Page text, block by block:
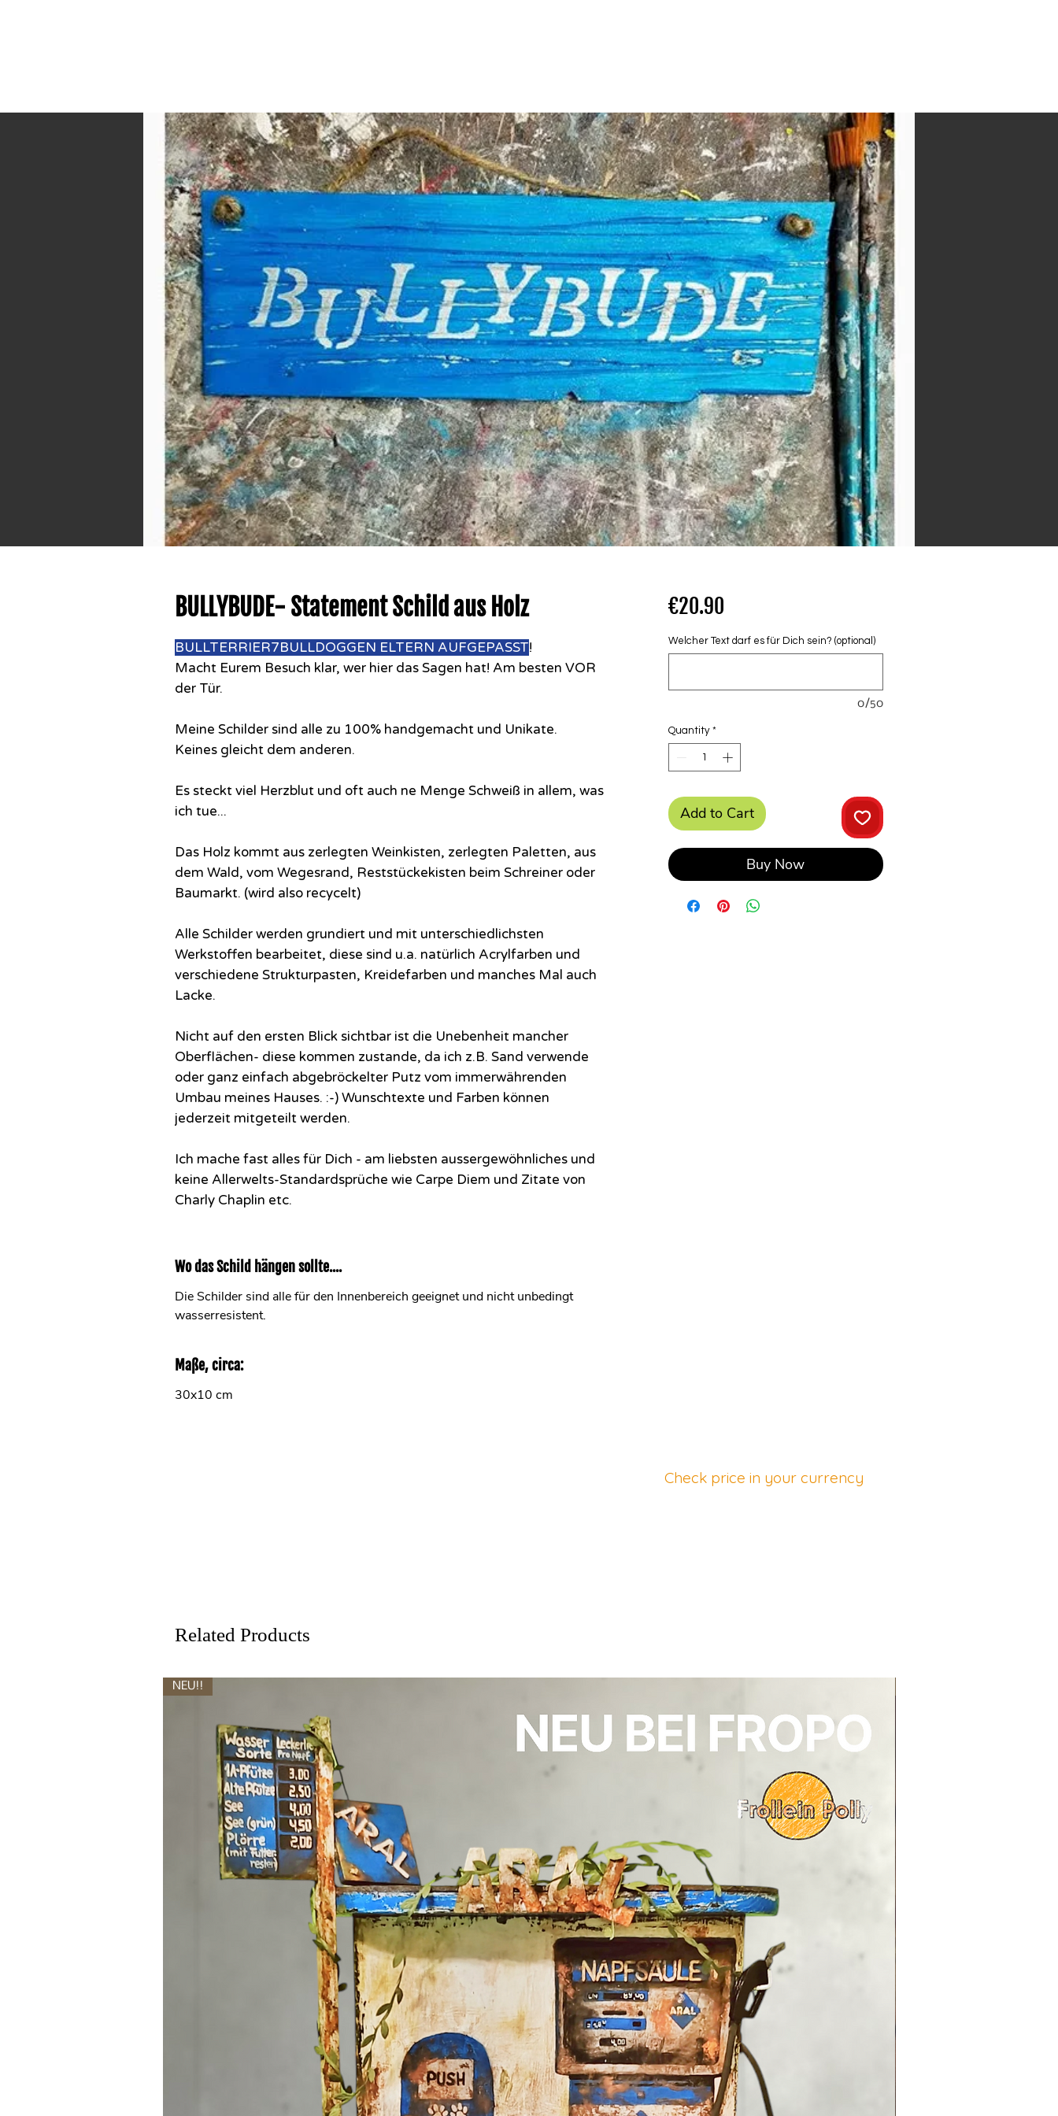
BULLYBUDE- Statement Schild aus Holz
BULLTERRIER7BULLDOGGEN ELTERN AUFGEPASST!
Macht Eurem Besuch klar, wer hier das Sagen hat! Am besten VOR
der Tür.
Meine Schilder sind alle zu 100% handgemacht und Unikate.
Keines gleicht dem anderen.
Es steckt viel Herzblut und oft auch ne Menge Schweiß in allem, was
ich tue...
Das Holz kommt aus zerlegten Weinkisten, zerlegten Paletten, aus
dem Wald, vom Wegesrand, Reststückekisten beim Schreiner oder
Baumarkt. (wird also recycelt)
Alle Schilder werden grundiert und mit unterschiedlichsten
Werkstoffen bearbeitet, diese sind u.a. natürlich Acrylfarben und
verschiedene Strukturpasten, Kreidefarben und manches Mal auch
Lacke.
Nicht auf den ersten Blick sichtbar ist die Unebenheit mancher
Oberflächen- diese kommen zustande, da ich z.B. Sand verwende
oder ganz einfach abgebröckelter Putz vom immerwährenden
Umbau meines Hauses. :-) Wunschtexte und Farben können
jederzeit mitgeteilt werden.
Ich mache fast alles für Dich - am liebsten aussergewöhnliches und
keine Allerwelts-Standardsprüche wie Carpe Diem und Zitate von
Charly Chaplin etc.
Wo das Schild hängen sollte....
Die Schilder sind alle für den Innenbereich geeignet und nicht unbedingt
wasserresistent.
Maße, circa:
30x10 cm
€20.90Price
Welcher Text darf es für Dich sein? (optional)
0/50
Quantity *
Add to Cart
Buy Now
Check price in your currency
Related Products
NEU!!